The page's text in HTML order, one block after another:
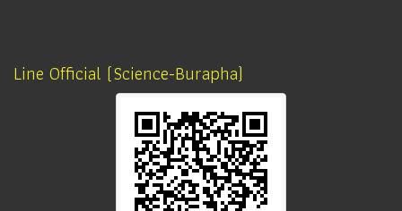
Line Official (Science-Burapha)